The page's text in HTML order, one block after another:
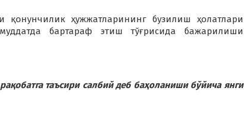
қонунчилик ҳужжатларининг бузилиш ҳолатлари
бартараф этиш тўғрисида бажарилиши
таъсири салбий деб баҳоланиши бўйича янги